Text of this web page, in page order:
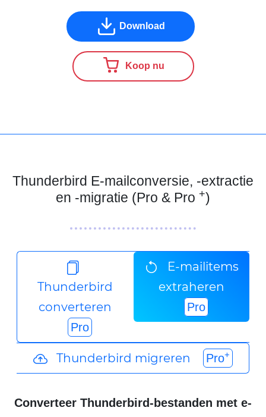
Download
Koop nu
Thunderbird E-mailconversie, -extractie
en -migratie (Pro & Pro +)
Thunderbird
converteren
Pro
E-mailitems
extraheren
Pro
Thunderbird migreren Pro+
Converteer Thunderbird-bestanden met e-